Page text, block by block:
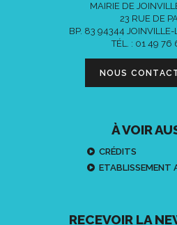
MAIRIE DE
23 RUE DE
BP. 83 94344 JOINVILLE-
TÉL. : 01 49 76
NOUS
À VOIR
CRÉDITS
ETABLISSEMENT
RECEVOIR LA